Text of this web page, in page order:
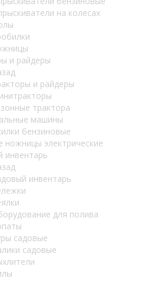
на колесах
и райдеры
и райдеры
трактора
машины
бензиновые
ножницы электрические
инвентарь
инвентарь
для полива
садовые
садовые